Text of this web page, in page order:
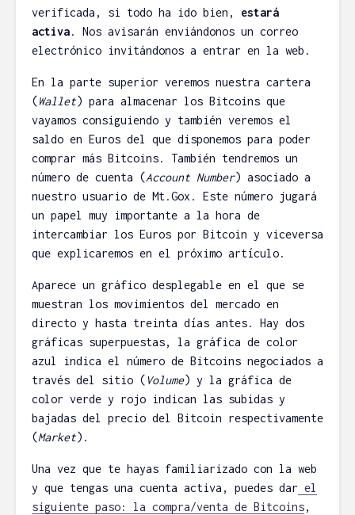
verificada, si todo ha ido bien, estará
activa. Nos avisarán enviándonos un correo
electrónico invitándonos a entrar en la web.
En la parte superior veremos nuestra cartera
(Wallet) para almacenar los Bitcoins que
vayamos consiguiendo y también veremos el
saldo en Euros del que disponemos para poder
comprar más Bitcoins. También tendremos un
número de cuenta (Account Number) asociado a
nuestro usuario de Mt.Gox. Este número jugará
un papel muy importante a la hora de
intercambiar los Euros por Bitcoin y viceversa
que explicaremos en el próximo artículo.
Aparece un gráfico desplegable en el que se
muestran los movimientos del mercado en
directo y hasta treinta días antes. Hay dos
gráficas superpuestas, la gráfica de color
azul indica el número de Bitcoins negociados a
través del sitio ( Volume) y la gráfica de
color verde y rojo indican las subidas y
bajadas del precio del Bitcoin respectivamente
(Market).
Una vez que te hayas familiarizado con la web
y que tengas una cuenta activa, puedes dar el
siguiente paso: la compra/venta de Bitcoins,